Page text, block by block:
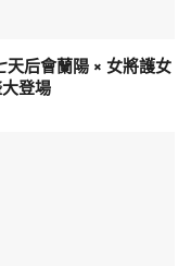
天后會蘭陽 × 女將護女
登場